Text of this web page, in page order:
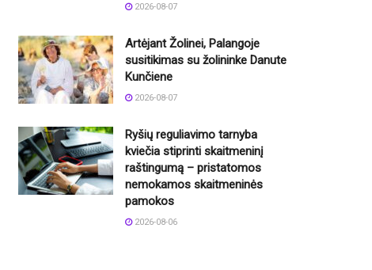
2026-08-07
Artėjant Žolinei, Palangoje
susitikimas su žolininke Danute
Kunčiene
2026-08-07
Ryšių reguliavimo tarnyba
kviečia stiprinti skaitmeninį
raštingumą – pristatomos
nemokamos skaitmeninės
pamokos
2026-08-06